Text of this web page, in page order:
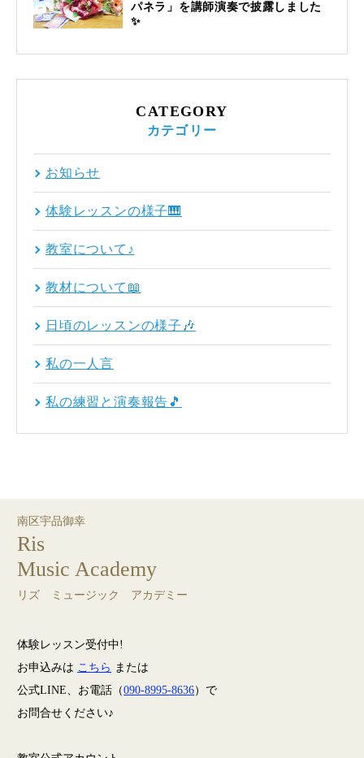
パネラ」を講師演奏で披露しました
✨
CATEGORY
カテゴリー
お知らせ
体験レッスンの様子🎹
教室について♪
教材について📖
日頃のレッスンの様子🎶
私の一人言
私の練習と演奏報告🎵
南区宇品御幸
Ris
Music Academy
リズ ミュージック アカデミー
体験レッスン受付中!
お申込みは こちら または
公式LINE、お電話（090-8995-8636）で
お問合せください♪